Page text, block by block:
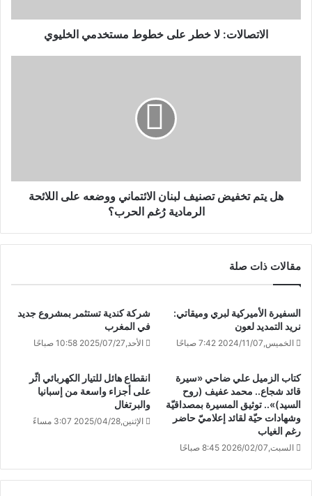
الاتصالات: لا خطر على خطوط مستخدمي الخليوي
هل يتم تخفيض تصنيف لبنان الائتماني ووضعه على اللائحة
الرمادية رُغم الحرب؟
مقالات ذات صلة
السفيرة الأميركية لبري وميقاتي:
نريد التمديد لعون
الخميس,2024/11/07 7:42 صباحًا
شركة كندية تستثمر بمشروع جديد
في المغرب
الأحد,2025/07/27 10:58 صباحًا
كتاب الزميل علي ضاحي «سيرة
قائد شجاع.. محمد عفيف (روح
السيد)».. توثيق المسيرة بمصداقيّة
وشهادات حيّة لقائد إعلاميّ حاضر
رغم الغياب
السبت,2026/02/07 8:45 صباحًا
انقطاع هائل للتيار الكهربائي اثّر
على أجزاء واسعة من إسبانيا
والبرتغال
الإثنين,2025/04/28 3:07 مساءً